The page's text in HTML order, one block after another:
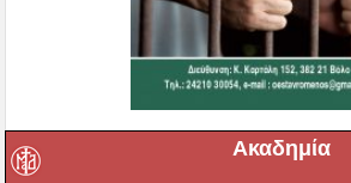
Ακαδημία